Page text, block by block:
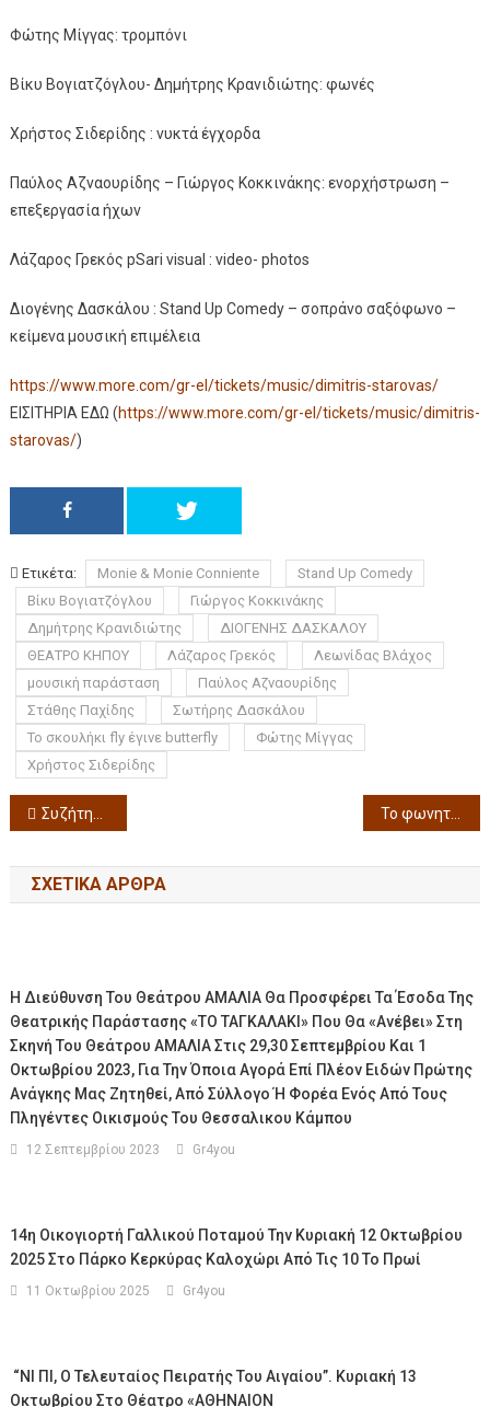
Φώτης Μίγγας: τρομπόνι
Βίκυ Βογιατζόγλου- Δημήτρης Κρανιδιώτης: φωνές
Χρήστος Σιδερίδης : νυκτά έγχορδα
Παύλος Αζναουρίδης – Γιώργος Κοκκινάκης: ενορχήστρωση –
επεξεργασία ήχων
Λάζαρος Γρεκός pSari visual : video- photos
Διογένης Δασκάλου : Stand Up Comedy – σοπράνο σαξόφωνο –
κείμενα μουσική επιμέλεια
https://www.more.com/gr-el/tickets/music/dimitris-starovas/
ΕΙΣΙΤΗΡΙΑ ΕΔΩ (https://www.more.com/gr-el/tickets/music/dimitris-
starovas/)
Ετικέτα: Monie & Monie Conniente
Stand Up Comedy
Βίκυ Βογιατζόγλου
Γιώργος Κοκκινάκης
Δημήτρης Κρανιδιώτης
ΔΙΟΓΕΝΗΣ ΔΑΣΚΑΛΟΥ
ΘΕΑΤΡΟ ΚΗΠΟΥ
Λάζαρος Γρεκός
Λεωνίδας Βλάχος
μουσική παράσταση
Παύλος Αζναουρίδης
Στάθης Παχίδης
Σωτήρης Δασκάλου
Το σκουλήκι fly έγινε butterfly
Φώτης Μίγγας
Χρήστος Σιδερίδης
Συζήτηση με την τιμώμενη καλλιτέχνη Βάνα Ξένου στον χώρο της Έκθεσης 9η Art Thessaloniki International Contemporary Fair (Δείτε το video) Το φωνητικό σύνολο Nefes Project επιστρέφει με την παράσταση: «Ιστορία μου» Μια πολυφωνική διαπραγμάτευση λαϊκών τραγουδιών την Δευτέρα 8 και Τρίτη 9 Ιουνίου 2026 στις 21:15 στο Θέατρο Αμαλία
ΣΧΕΤΙΚΆ ΆΡΘΡΑ
Η Διεύθυνση Του Θεάτρου ΑΜΑΛΙΑ Θα Προσφέρει Τα Έσοδα Της
Θεατρικής Παράστασης «ΤΟ ΤΑΓΚΑΛΑΚΙ» Που Θα «ανέβει» Στη
Σκηνή Του Θεάτρου ΑΜΑΛΙΑ Στις 29,30 Σεπτεμβρίου Και 1
Οκτωβρίου 2023, Για Την Όποια Αγορά Επί Πλέον Ειδών Πρώτης
Ανάγκης Μας Ζητηθεί, Από Σύλλογο Ή Φορέα Ενός Από Τους
Πληγέντες Οικισμούς Του Θεσσαλικου Κάμπου
12 Σεπτεμβρίου 2023 Gr4you
14η Οικογιορτή Γαλλικού Ποταμού Την Κυριακή 12 Οκτωβρίου
2025 Στο Πάρκο Κερκύρας Καλοχώρι Από Τις 10 Το Πρωί
11 Οκτωβρίου 2025 Gr4you
“ΝΙ ΠΙ, Ο Τελευταίος Πειρατής Του Αιγαίου”. Κυριακή 13
Οκτωβρίου Στο Θέατρο «ΑΘΗΝΑΙΟΝ